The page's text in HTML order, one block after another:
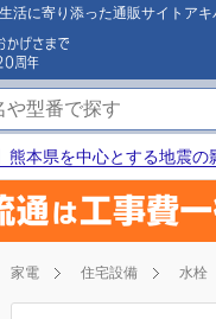
活に寄り添った通販サイトアキ
熊本県を中心とする地震
家電 住宅設備 水栓